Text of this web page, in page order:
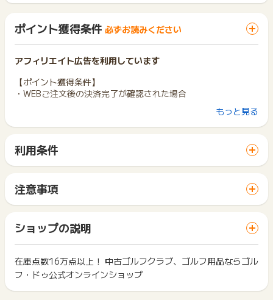
ポイント獲得条件 必ずお読みください
アフィリエイト広告を利用しています
【ポイント獲得条件】
・WEBご注文後の決済完了が確認された場合
・キャンセル、不正、受取拒否された場合
・未入金、返品された場合
・代金引換の場合
※ポイントに関するお問い合わせは、
ポイントタウンのサポート
までお問い合わせください。ポイントについて、広告主に直接
お問い合わせをした場合、ポイント獲得対象外となる場合がご
ざいます。
もっと見る
利用条件
サイトに移動してからお申し込みやお買い物が完了するまでの
間に、同じブラウザ（※）で他のサイトに移動した場合はポイン
ト獲得ができません。
「 ショッピングでポイントGET 」ボタンを押した時とサービ
ス・お買い物利用時で、デバイス・ブラウザが異なる場合はポ
イント獲得ができません。
2回以上同じお買い物・サービスをご利用される場合は、毎回
ポイントタウンに戻り、「 ショッピングでポイントGET 」ボ
注意事項
一部のサービスにつきましては、1商品につき10円単位の金額
は切り捨てとなります。
ポイント獲得が1ポイント未満のものは切り捨てとなり、ポイ
ント履歴には記載されません。
原則として広告主側のポイント等を利用して支払われた金額分
につきましては、ポイントタウンのポイント獲得の対象には含
まれません。
ショップの説明
在庫点数16万点以上！ 中古ゴルフクラブ、ゴルフ用品ならゴル
フ・ドゥ公式オンラインショップ